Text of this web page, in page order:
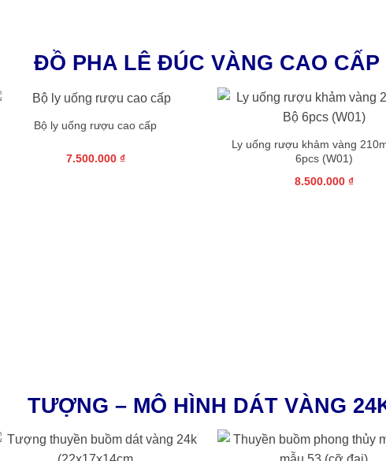
ĐỒ PHA LÊ ĐÚC VÀNG CAO CẤP
Bộ ly uống rượu cao cấp
7.500.000 ₫
Ly uống rượu khảm vàng
6pcs (W01)
8.500.000 ₫
TƯỢNG – MÔ HÌNH DÁT VÀNG